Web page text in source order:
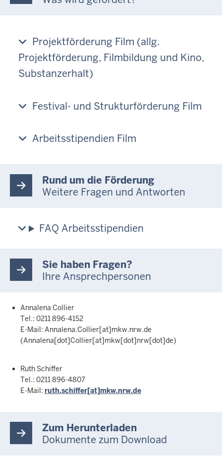
Projektförderung Film (allg.
Projektförderung, Filmbildung und Kino,
Substanzerhalt)
Festival- und Strukturförderung Film
Arbeitsstipendien Film
Rund um die Förderung
Weitere Fragen und Antworten
FAQ Arbeitsstipendien
Sie haben Fragen?
Ihre Ansprechpersonen
Annalena Collier
Tel.: 0211 896-4152
E-Mail: Annalena.Collier[at]mkw.nrw.de
(Annalena[dot]Collier[at]mkw[dot]nrw[dot]de)
Ruth Schiffer
Tel.: 0211 896-4807
E-Mail: ruth.schiffer[at]mkw.nrw.de
Zum Herunterladen
Dokumente zum Download